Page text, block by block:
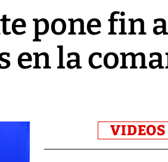
pone fin
en la
VIDEOS